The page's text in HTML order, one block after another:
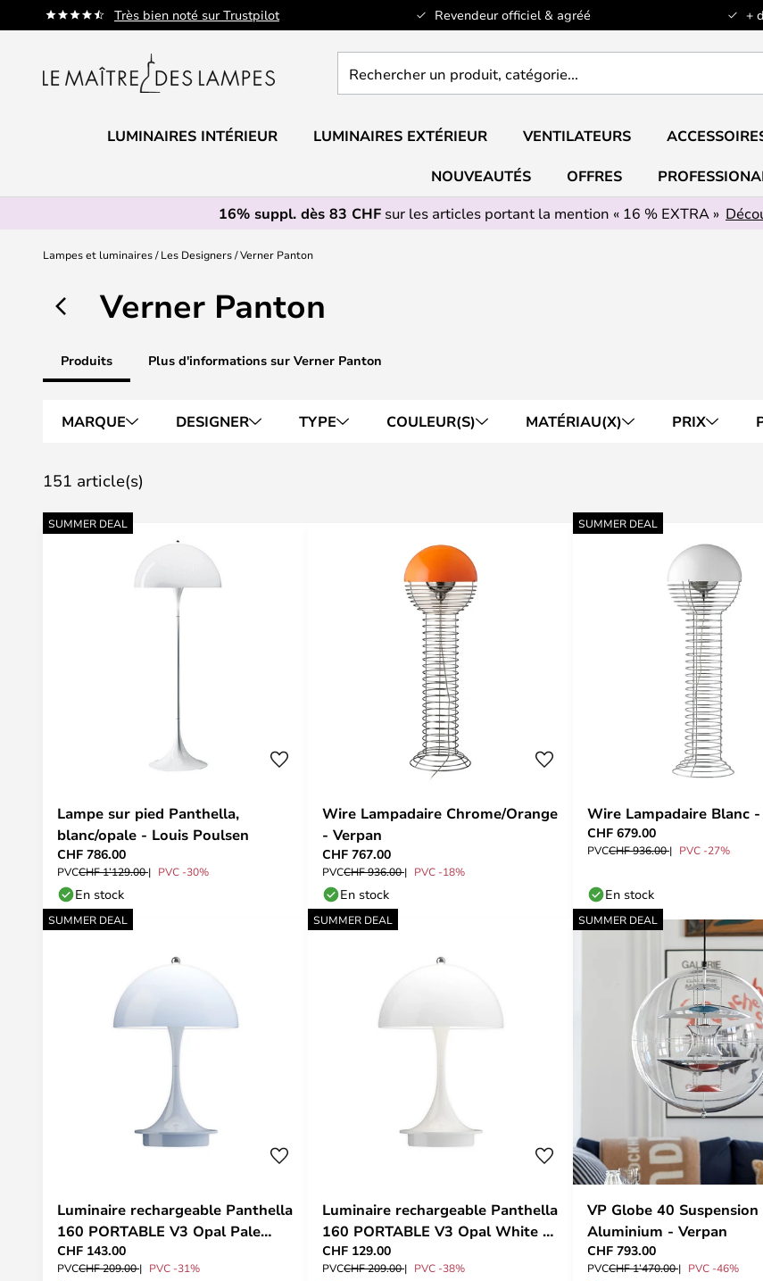
Très bien noté sur Trustpilot Revendeur officiel & agréé +
Allez
au
un
catégorie...
LUMINAIRES INTÉRIEUR LUMINAIRES EXTÉRIEUR VENTILATEURS
NOUVEAUTÉS OFFRES
16% suppl. dès 83 CHF sur les articles portant la mention « 16 % EXTRA »
Lampes et luminaires Les Designers Verner Panton
Verner Panton
Produits Plus d'informations sur Verner Panton
MARQUE DESIGNER TYPE COULEUR(S) MATÉRIAU(X) PRIX
151 article(s)
SUMMER DEAL
Lampe sur pied Panthella,
blanc/opale - Louis Poulsen
CHF 786.00
PVCCHF 1’129.00 PVC -30%
En stock
Wire Lampadaire Chrome/Orange
- Verpan
CHF 767.00
PVCCHF 936.00 PVC -18%
En stock
SUMMER DEAL
Wire Lampadaire Blanc -
CHF 679.00
PVCCHF 936.00 PVC -27%
En stock
SUMMER DEAL
Luminaire rechargeable Panthella
160 PORTABLE V3 Opal Pale
Blue - Louis Poulsen
CHF 143.00
PVCCHF 209.00 PVC -31%
SUMMER DEAL
Luminaire rechargeable Panthella
160 PORTABLE V3 Opal White -
Louis Poulsen
CHF 129.00
PVCCHF 209.00 PVC -38%
SUMMER DEAL
VP Globe 40 Suspension
Aluminium - Verpan
CHF 793.00
PVCCHF 1’470.00 PVC -46%